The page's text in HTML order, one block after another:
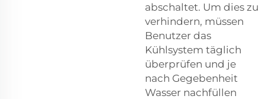
abschaltet. Um dies zu
verhindern, müssen
Benutzer das
Kühlsystem täglich
überprüfen und je
nach Gegebenheit
Wasser nachfüllen